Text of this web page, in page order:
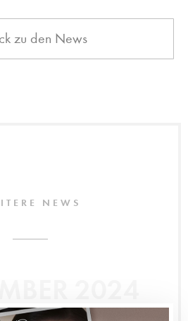
zu den News
NEWS